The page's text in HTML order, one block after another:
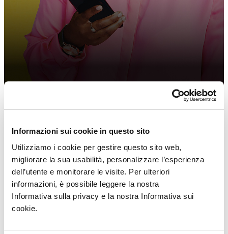
Informazioni sui cookie in questo sito
Utilizziamo i cookie per gestire questo sito web,
migliorare la sua usabilità, personalizzare l’esperienza
dell’utente e monitorare le visite. Per ulteriori
informazioni, è possibile leggere la nostra
Informativa sulla privacy e la nostra Informativa sui
cookie.
Scopri di più